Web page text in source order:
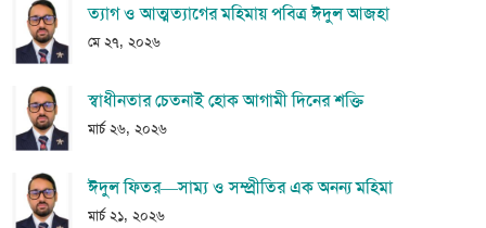
ত্যাগ ও আত্মত্যাগের মহিমায় পবিত্র ঈদুল আজহা
মে ২৭, ২০২৬
স্বাধীনতার চেতনাই হোক আগামী দিনের শক্তি
মার্চ ২৬, ২০২৬
ঈদুল ফিতর—সাম্য ও সম্প্রীতির এক অনন্য মহিমা
মার্চ ২১, ২০২৬